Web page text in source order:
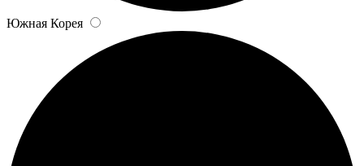
Южная Корея